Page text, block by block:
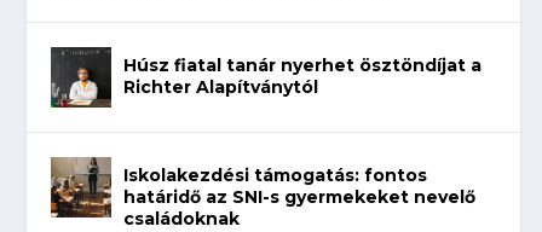
Húsz fiatal tanár nyerhet ösztöndíjat a
Richter Alapítványtól
Iskolakezdési támogatás: fontos
határidő az SNI-s gyermekeket nevelő
családoknak